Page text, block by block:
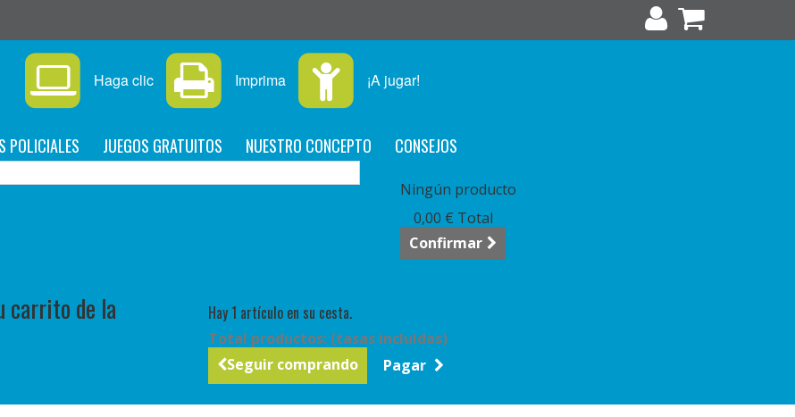
Haga clic Imprima ¡A jugar!
POLICIALES JUEGOS GRATUITOS NUESTRO CONCEPTO CONSEJOS
Ningún producto
0,00 € Total
Confirmar
carrito de la Hay 1 artículo en su cesta.
Total productos: (tasas incluídas)
Seguir comprando
Pagar